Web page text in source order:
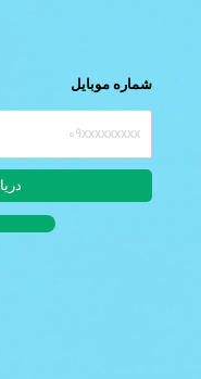
شماره موبایل